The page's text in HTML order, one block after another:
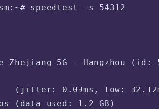
speedtest -s 54312
Zhejiang 5G - Hangzhou (id:
(jitter: 0.09ms, low:
1043.01